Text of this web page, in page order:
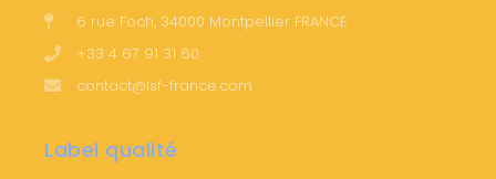
6 rue Foch, 34000 Montpellier FRANCE
+33 4 67 91 31 60
contact@lsf-france.com
Label qualité